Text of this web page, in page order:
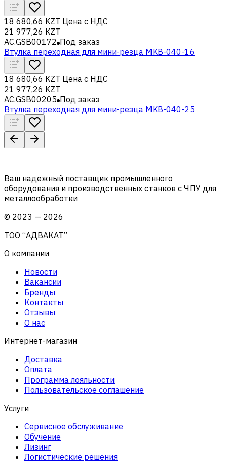
18 680,66 KZT Цена с НДС
21 977,26 KZT
AC.GSB00172 Под заказ
Втулка переходная для мини-резца MKB-040-16
18 680,66 KZT Цена с НДС
21 977,26 KZT
AC.GSB00205 Под заказ
Втулка переходная для мини-резца MKB-040-25
Ваш надежный поставщик промышленного
оборудования и производственных станков с ЧПУ для
металлообработки
© 2023 — 2026
ТОО “АДВАКАТ”
О компании
Новости
Вакансии
Бренды
Контакты
Отзывы
О нас
Интернет-магазин
Доставка
Оплата
Программа лояльности
Пользовательское соглашение
Услуги
Сервисное обслуживание
Обучение
Лизинг
Логистические решения